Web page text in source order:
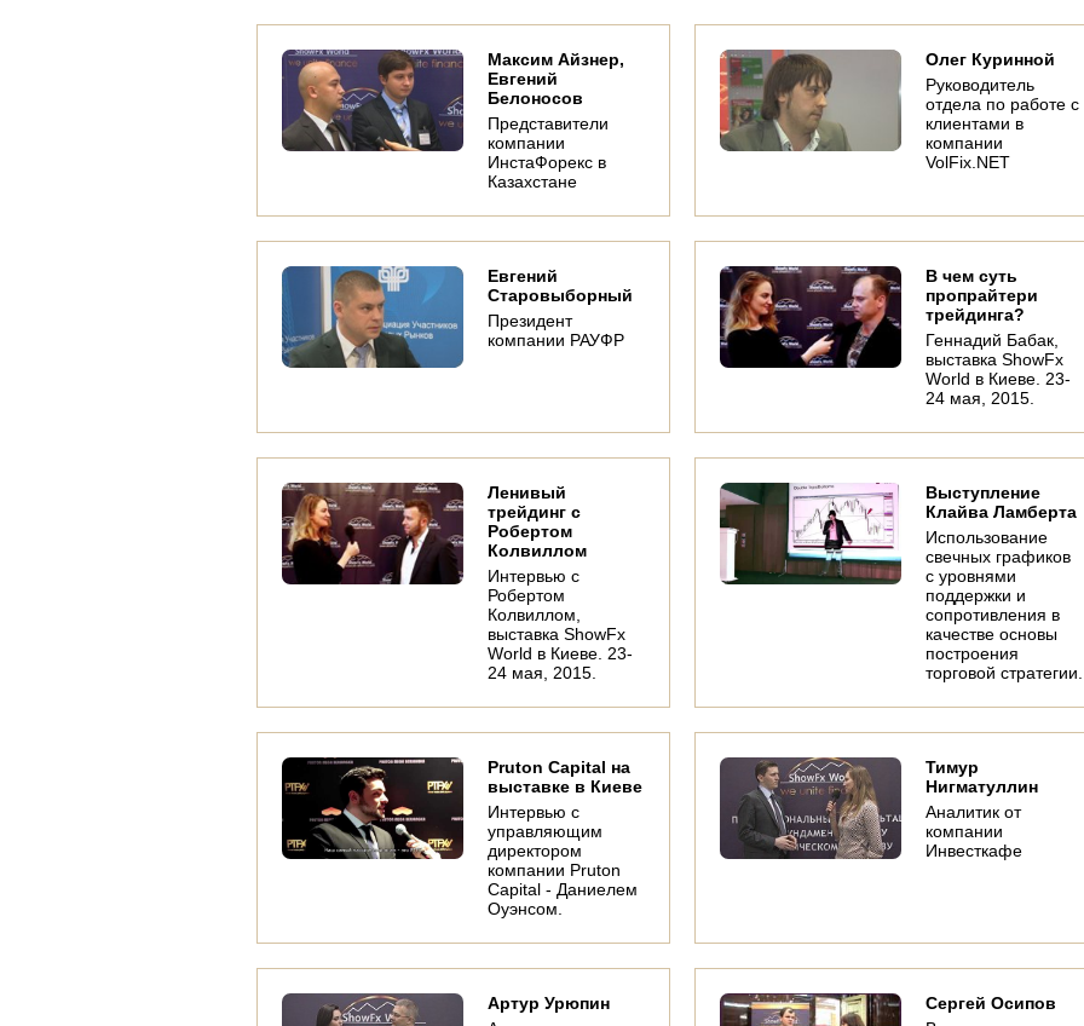
индекс доллара к
концу 2015 года?
конференции
ShowFx Asia в
Сингапуре, 29
августа 2015.
прогноз по паре
EUR/USD
спикеров на
выставке.
Максим Айзнер,
Евгений
Белоносов
Представители
компании
ИнстаФорекс в
Казахстане
Олег Куринной
Руководитель
отдела по работе с
клиентами в
компании
VolFix.NET
Евгений
Старовыборный
Президент
компании РАУФР
В чем суть
пропрайтери
трейдинга?
Геннадий Бабак,
выставка ShowFx
World в Киеве. 23-
24 мая, 2015.
Ленивый
трейдинг с
Робертом
Колвиллом
Интервью с
Робертом
Колвиллом,
выставка ShowFx
World в Киеве. 23-
24 мая, 2015.
Выступление
Клайва Ламберта
Использование
свечных графиков
с уровнями
поддержки и
сопротивления в
качестве основы
построения
торговой стратегии.
Pruton Capital на
выставке в Киеве
Интервью с
управляющим
директором
компании Pruton
Capital - Даниелем
Оуэнсом.
Тимур
Нигматуллин
Аналитик от
компании
Инвесткафе
Артур Урюпин
Сергей Осипов